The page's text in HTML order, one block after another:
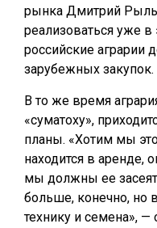
рынка Дмитрий
реализоваться уже в
российские аграрии
зарубежных закупок.
В то же время
«суматоху»,
планы. «Хотим мы
находится в аренде,
мы должны ее
больше, конечно, но
технику и семена»,